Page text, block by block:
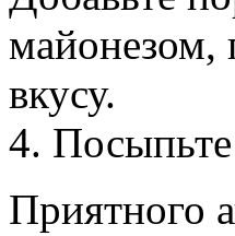
майонезом,
вкусу.
4. Посыпьте
Приятного